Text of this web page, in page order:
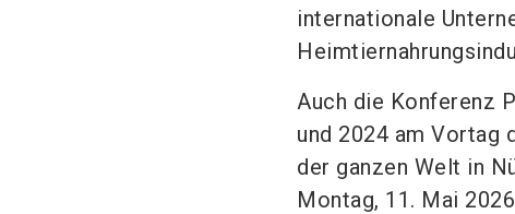
internationale
Auch die Konferenz
und 2024 am Vortag
der ganzen Welt in
Montag, 11. Mai